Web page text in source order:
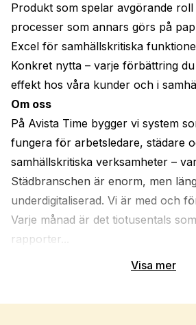
Produkt som spelar avgörande roll
processer som annars görs på
Excel för samhällskritiska
Konkret nytta – varje förbättring
effekt hos våra kunder och i
Om oss
På Avista Time bygger vi system
fungera för arbetsledare, städare
samhällskritiska verksamheter –
Städbranschen är enorm, men
underdigitaliserad. Vi är med och
Varje månad är det tiotusentals
rapporter...
Visa mer